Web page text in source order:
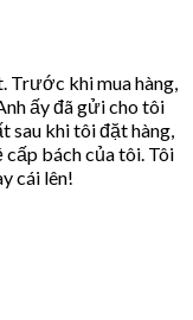
Trước khi mua hàng,
ấy đã gửi cho tôi
sau khi tôi đặt hàng,
bách của tôi. Tôi
cái lên!